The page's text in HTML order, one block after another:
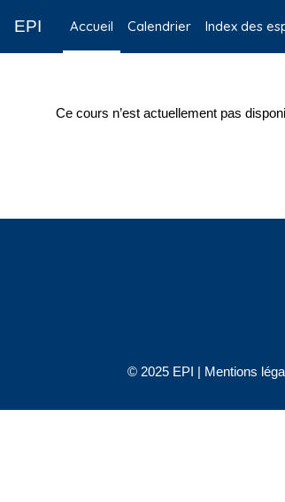
EPI Accueil Calendrier Index des
Ce cours n’est actuellement pas
© 2025 EPI | Mentions